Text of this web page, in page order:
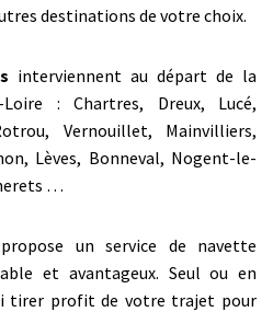
destinations de votre choix.
interviennent au départ de la
: Chartres, Dreux, Lucé,
Vernouillet, Mainvilliers,
Lèves, Bonneval, Nogent-le-
…
un service de navette
et avantageux. Seul ou en
tirer profit de votre trajet pour